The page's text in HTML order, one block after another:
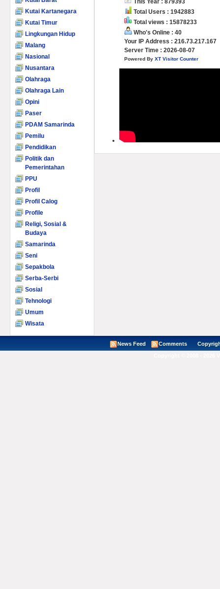
Kutai Kartanegara
Kutai Timur
Lingkungan Hidup
Malang
Nasional
Nusantara
Olahraga
Olahraga Lain
Opini
Paser
PDAM Samarinda
Pemilu
Pendidikan
Politik dan
Pemerintahan
PPU
Profil
Profil Calog
Profile
Religi, Sosial &
Budaya
Samarinda
Seni
Sepakbola
Serba-Serbi
Sosial
Tehnologi
Umum
Wisata
This Year : 879393
Total Users : 1942883
Total views : 15878233
Who's Online : 40
Your IP Address : 216.73.217.167
Server Time : 2026-08-07
Powered By XT Visitor Counter
News Feed Comments Copyright